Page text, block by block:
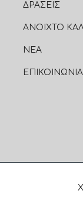
ΔΡΑΣΕΙΣ
ΑΝΟΙΧΤΟ
ΝΕΑ
ΕΠΙΚΟΙΝΩΝΙΑ